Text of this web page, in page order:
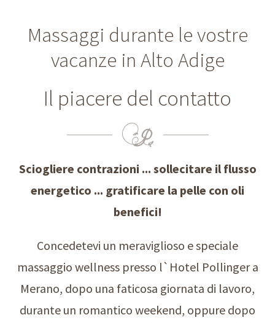
Massaggi durante le vostre
vacanze in Alto Adige
Il piacere del contatto
Sciogliere contrazioni ... sollecitare il flusso
energetico ... gratificare la pelle con oli
benefici!
Concedetevi un meraviglioso e speciale
massaggio wellness presso l`Hotel Pollinger a
Merano, dopo una faticosa giornata di lavoro,
durante un romantico weekend, oppure dopo